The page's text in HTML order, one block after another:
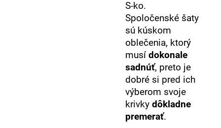
S-ko.
Spoločenské šaty
sú kúskom
oblečenia, ktorý
musí dokonale
sadnúť, preto je
dobré si pred ich
výberom svoje
krivky dôkladne
premerať.